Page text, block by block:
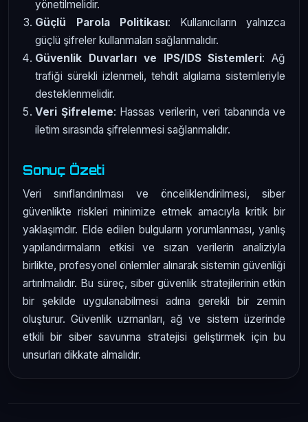
yönetilmelidir.
Güçlü Parola Politikası: Kullanıcıların yalnızca
güçlü şifreler kullanmaları sağlanmalıdır.
Güvenlik Duvarları ve IPS/IDS Sistemleri: Ağ
trafiği sürekli izlenmeli, tehdit algılama sistemleriyle
desteklenmelidir.
Veri Şifreleme: Hassas verilerin, veri tabanında ve
iletim sırasında şifrelenmesi sağlanmalıdır.
Sonuç Özeti
Veri sınıflandırılması ve önceliklendirilmesi, siber
güvenlikte riskleri minimize etmek amacıyla kritik bir
yaklaşımdır. Elde edilen bulguların yorumlanması, yanlış
yapılandırmaların etkisi ve sızan verilerin analiziyla
birlikte, profesyonel önlemler alınarak sistemin güvenliği
artırılmalıdır. Bu süreç, siber güvenlik stratejilerinin etkin
bir şekilde uygulanabilmesi adına gerekli bir zemin
oluşturur. Güvenlik uzmanları, ağ ve sistem üzerinde
etkili bir siber savunma stratejisi geliştirmek için bu
unsurları dikkate almalıdır.